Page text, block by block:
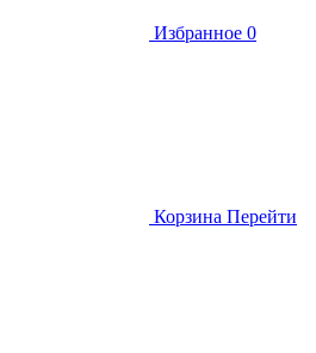
Избранное 0
Корзина Перейти